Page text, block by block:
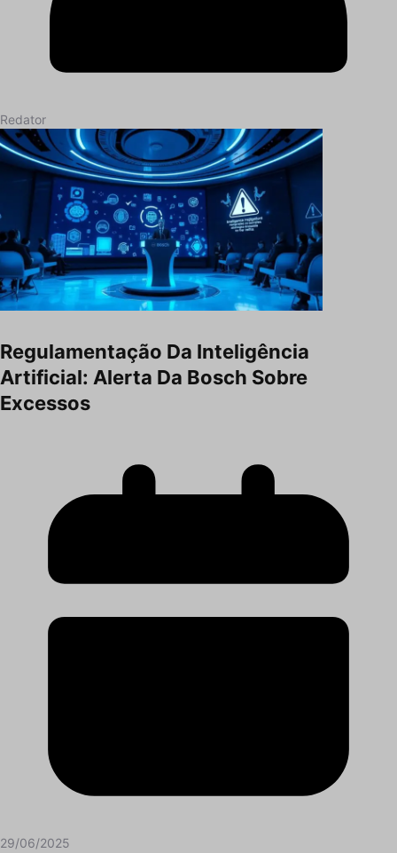
Redator
Regulamentação Da Inteligência
Artificial: Alerta Da Bosch Sobre
Excessos
29/06/2025